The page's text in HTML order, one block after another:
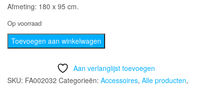
Afmeting: 180 x 95 cm.
Op voorraad
Sjaal
Oker
aantal
Toevoegen aan winkelwagen
Aan verlanglijst toevoegen
SKU: FA002032 Categorieën: Accessoires, Alle producten,